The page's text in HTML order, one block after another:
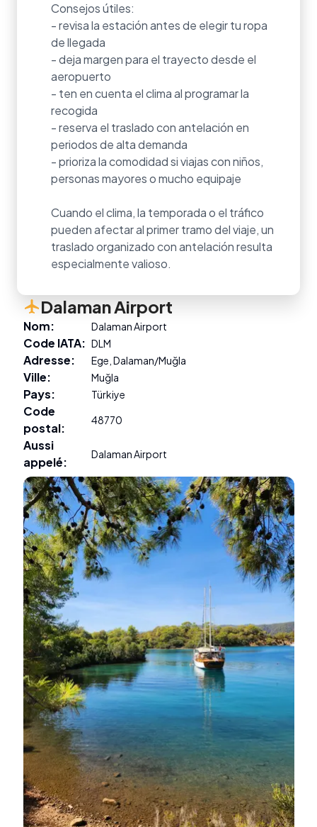
Consejos útiles:
- revisa la estación antes de elegir tu ropa
de llegada
- deja margen para el trayecto desde el
aeropuerto
- ten en cuenta el clima al programar la
recogida
- reserva el traslado con antelación en
periodos de alta demanda
- prioriza la comodidad si viajas con niños,
personas mayores o mucho equipaje
Cuando el clima, la temporada o el tráfico
pueden afectar al primer tramo del viaje, un
traslado organizado con antelación resulta
especialmente valioso.
Dalaman Airport
Nom: Dalaman Airport
Code IATA: DLM
Adresse: Ege, Dalaman/Muğla
Ville: Muğla
Pays: Türkiye
Code
postal:
48770
Aussi
appelé:
Dalaman Airport